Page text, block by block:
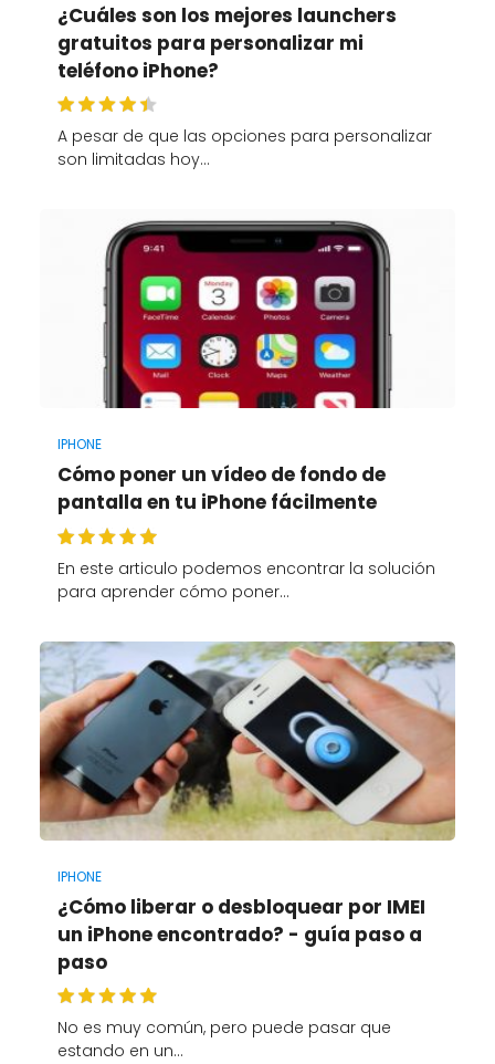
¿Cuáles son los mejores launchers
gratuitos para personalizar mi
teléfono iPhone?
A pesar de que las opciones para personalizar
son limitadas hoy…
IPHONE
Cómo poner un vídeo de fondo de
pantalla en tu iPhone fácilmente
En este articulo podemos encontrar la solución
para aprender cómo poner…
IPHONE
¿Cómo liberar o desbloquear por IMEI
un iPhone encontrado? - guía paso a
paso
No es muy común, pero puede pasar que
estando en un…